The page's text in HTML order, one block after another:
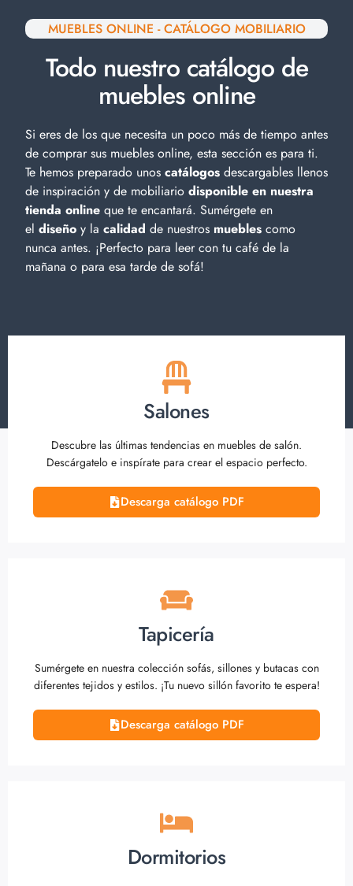
MUEBLES ONLINE - CATÁLOGO MOBILIARIO
Todo nuestro catálogo de
muebles online
Si eres de los que necesita un poco más de tiempo antes
de comprar sus muebles online, esta sección es para ti.
Te hemos preparado unos catálogos descargables llenos
de inspiración y de mobiliario disponible en nuestra
tienda online que te encantará. Sumérgete en
el diseño y la calidad de nuestros muebles como
nunca antes. ¡Perfecto para leer con tu café de la
mañana o para esa tarde de sofá!
Salones
Descubre las últimas tendencias en muebles de salón.
Descárgatelo e inspírate para crear el espacio perfecto.
Descarga catálogo PDF
Tapicería
Sumérgete en nuestra colección sofás, sillones y butacas con
diferentes tejidos y estilos. ¡Tu nuevo sillón favorito te espera!
Descarga catálogo PDF
Dormitorios